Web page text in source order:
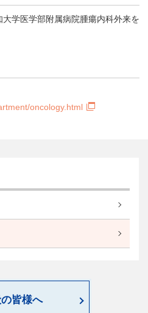
学医学部附属病院腫瘍内科外来を
oncology.html
皆様へ